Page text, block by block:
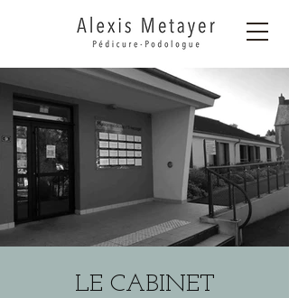
LE CABINET